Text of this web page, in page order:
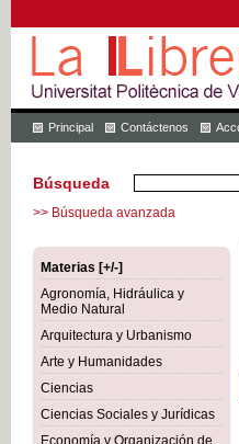
Principal Contáctenos
Búsqueda
>> Búsqueda avanzada
Materias [+/-]
Agronomía, Hidráulica y
Medio Natural
Arquitectura y Urbanismo
Arte y Humanidades
Ciencias
Ciencias Sociales y Jurídicas
Economía y Organización de